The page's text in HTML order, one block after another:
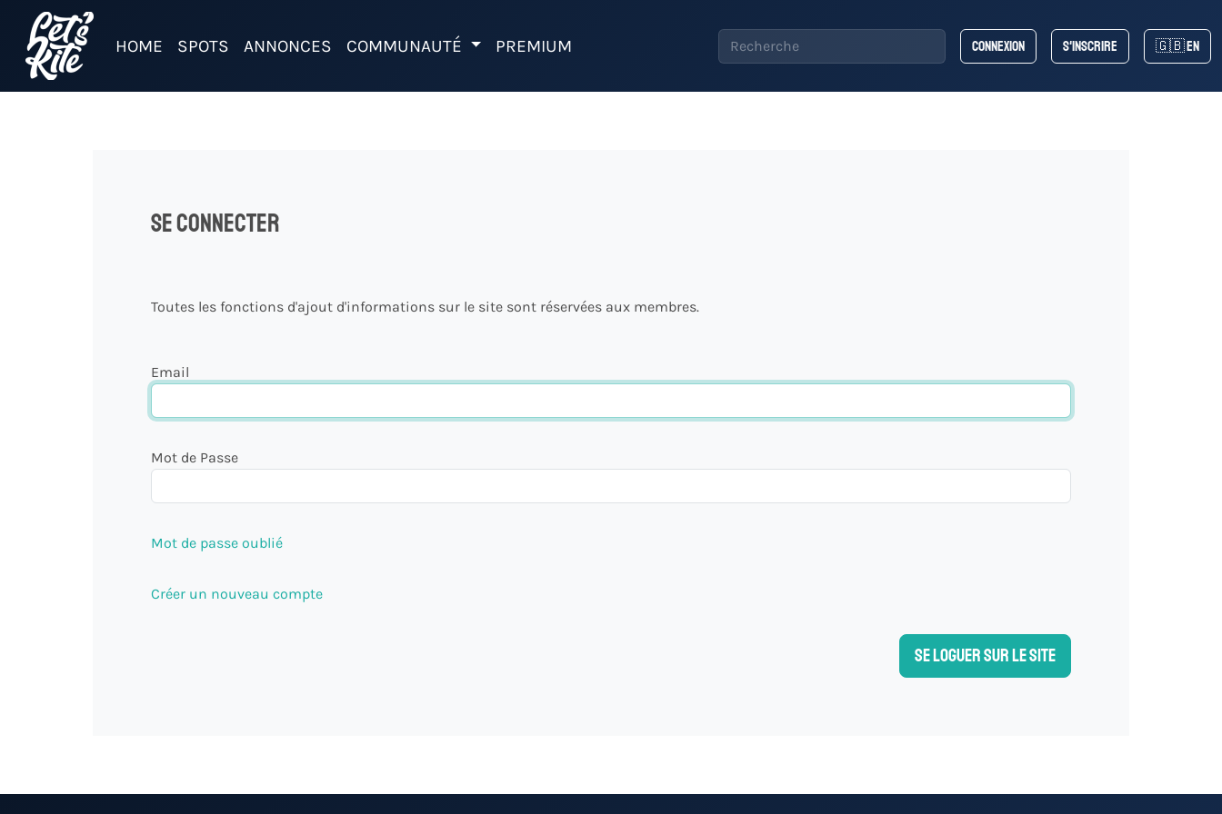
HOME SPOTS ANNONCES COMMUNAUTÉ PREMIUM Connexion S'inscrire 🇬🇧 EN
Se connecter
Toutes les fonctions d'ajout d'informations sur le site sont réservées aux membres.
Email
Mot de Passe
Mot de passe oublié
Créer un nouveau compte
Se loguer sur le site